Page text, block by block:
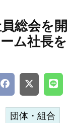
総会を開
ム社長を
団体・組合